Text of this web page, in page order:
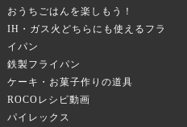
おうちごはんを楽しもう！
IH・ガス火どちらにも使えるフラ
イパン
鉄製フライパン
ケーキ・お菓子作りの道具
ROCOレシピ動画
パイレックス